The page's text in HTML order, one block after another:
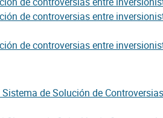
de controversias entre
de controversias entre
de Solución de